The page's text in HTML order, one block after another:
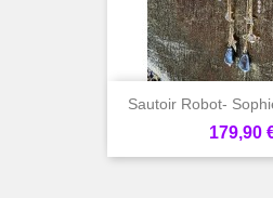
Sautoir Robot-
Prix
179,90